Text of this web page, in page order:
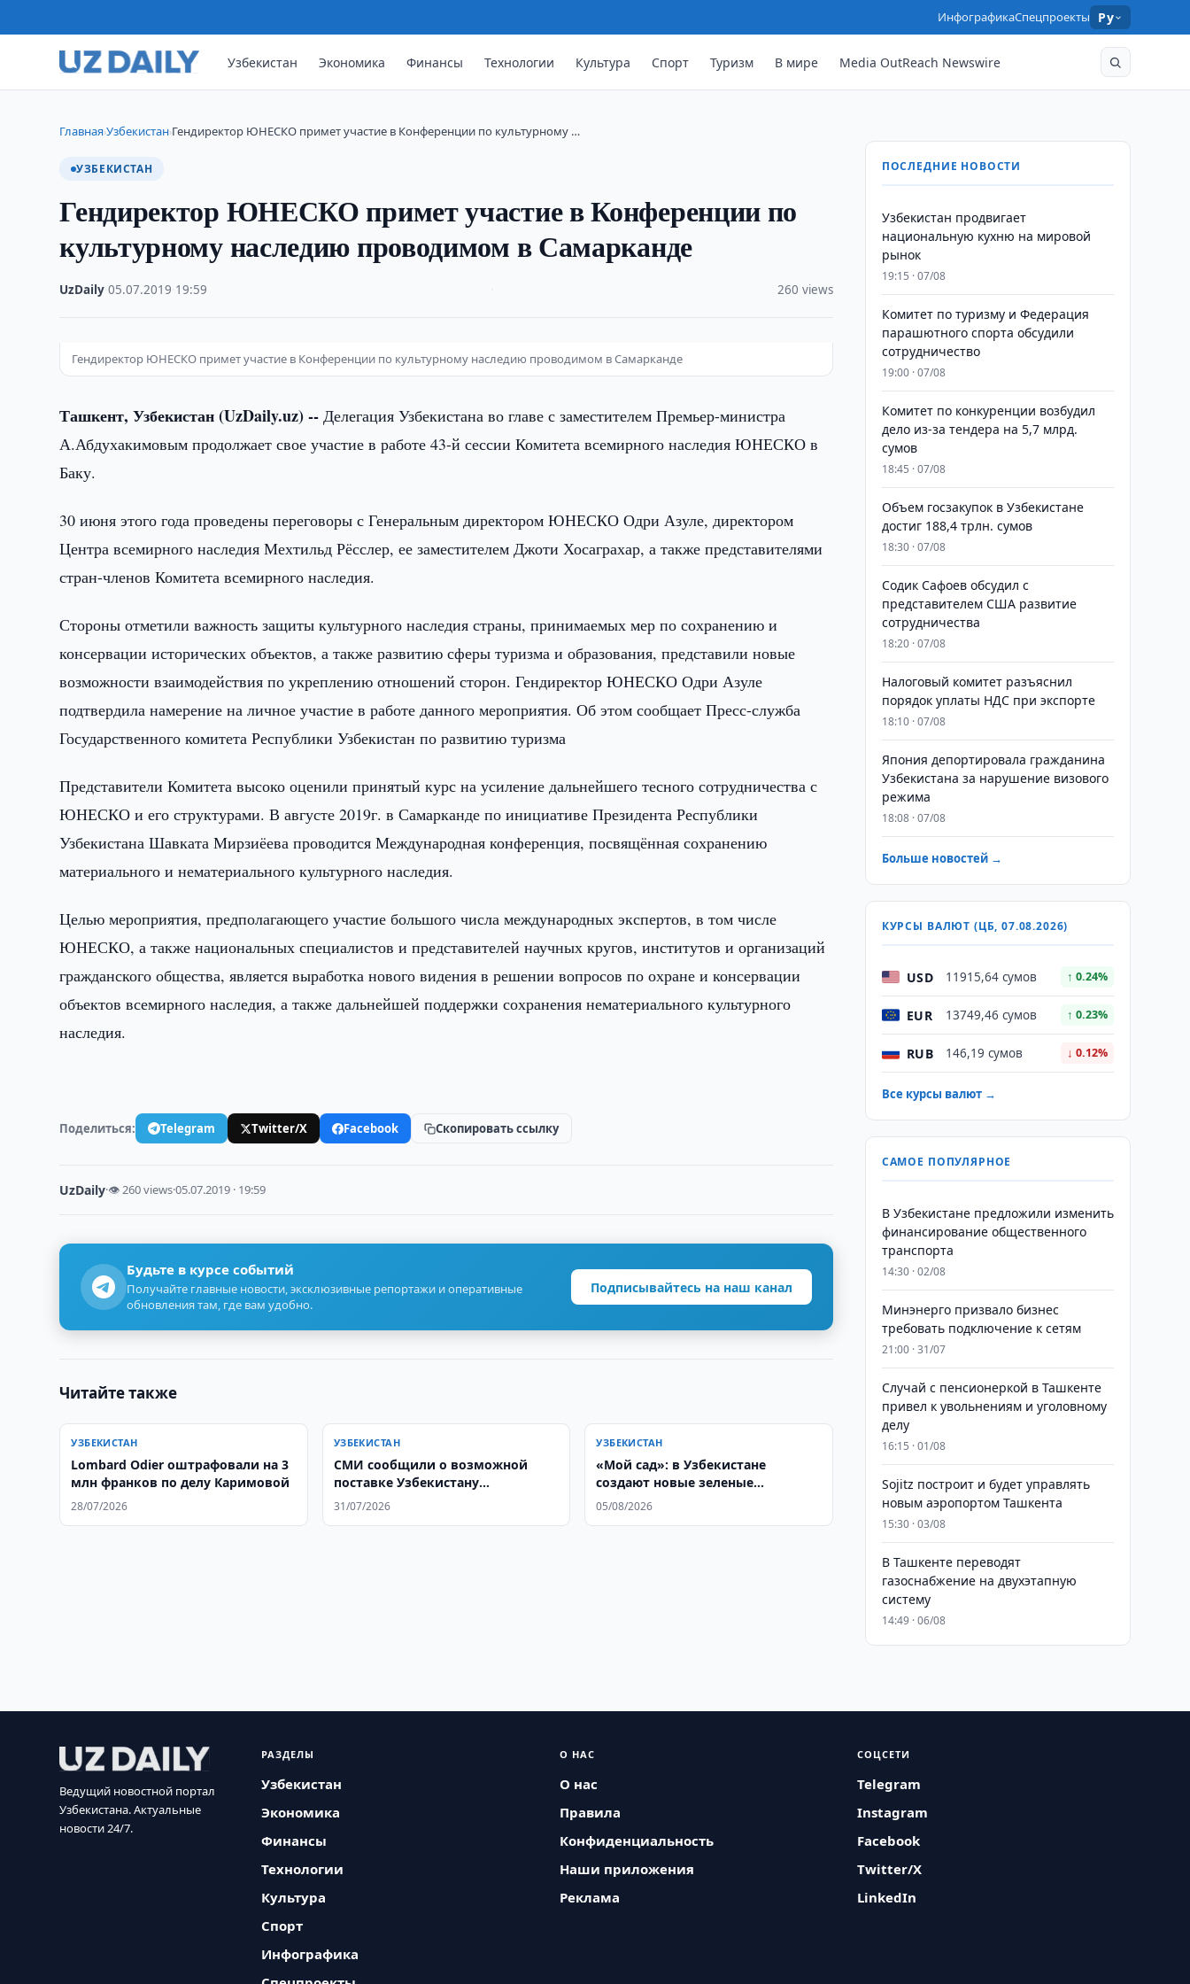
ИнфографикаСпецпроекты Ру
Узбекистан Экономика Финансы Технологии Культура Спорт Туризм В мире Media OutReach Newswire
Главная›Узбекистан›Гендиректор ЮНЕСКО примет участие в Конференции по культурному …
УЗБЕКИСТАН
Гендиректор ЮНЕСКО примет участие в Конференции по
культурному наследию проводимом в Самарканде
UzDaily ·05.07.2019 19:59 260 views
Гендиректор ЮНЕСКО примет участие в Конференции по культурному наследию проводимом в Самарканде
Ташкент, Узбекистан (UzDaily.uz) --Делегация Узбекистана во главе с заместителем Премьер-министра
А.Абдухакимовым продолжает свое участие в работе 43-й сессии Комитета всемирного наследия ЮНЕСКО в
Баку.
30 июня этого года проведены переговоры с Генеральным директором ЮНЕСКО Одри Азуле, директором
Центра всемирного наследия Мехтильд Рёсслер, ее заместителем Джоти Хосаграхар, а также представителями
стран-членов Комитета всемирного наследия.
Стороны отметили важность защиты культурного наследия страны, принимаемых мер по сохранению и
консервации исторических объектов, а также развитию сферы туризма и образования, представили новые
возможности взаимодействия по укреплению отношений сторон. Гендиректор ЮНЕСКО Одри Азуле
подтвердила намерение на личное участие в работе данного мероприятия. Об этом сообщает Пресс-служба
Государственного комитета Республики Узбекистан по развитию туризма
Представители Комитета высоко оценили принятый курс на усиление дальнейшего тесного сотрудничества с
ЮНЕСКО и его структурами. В августе 2019г. в Самарканде по инициативе Президента Республики
Узбекистана Шавката Мирзиёева проводится Международная конференция, посвящённая сохранению
материального и нематериального культурного наследия.
Целью мероприятия, предполагающего участие большого числа международных экспертов, в том числе
ЮНЕСКО, а также национальных специалистов и представителей научных кругов, институтов и организаций
гражданского общества, является выработка нового видения в решении вопросов по охране и консервации
объектов всемирного наследия, а также дальнейшей поддержки сохранения нематериального культурного
наследия.
Поделиться: Telegram Twitter/X Facebook Скопировать ссылку
UzDaily·👁 260 views·05.07.2019 · 19:59
Будьте в курсе событий
Получайте главные новости, эксклюзивные репортажи и оперативные
обновления там, где вам удобно.
Подписывайтесь на наш канал
Читайте также
УЗБЕКИСТАН
Lombard Odier оштрафовали на 3
млн франков по делу Каримовой
28/07/2026
УЗБЕКИСТАН
СМИ сообщили о возможной
поставке Узбекистану
истребителей J-10CE
31/07/2026
УЗБЕКИСТАН
«Мой сад»: в Узбекистане
создают новые зеленые
общественные пространства по
05/08/2026
ПОСЛЕДНИЕ НОВОСТИ
Узбекистан продвигает
национальную кухню на мировой
рынок
19:15 · 07/08
Комитет по туризму и Федерация
парашютного спорта обсудили
сотрудничество
19:00 · 07/08
Комитет по конкуренции возбудил
дело из-за тендера на 5,7 млрд.
сумов
18:45 · 07/08
​​​​​​​Объем госзакупок в Узбекистане
достиг 188,4 трлн. сумов
18:30 · 07/08
Содик Сафоев обсудил с
представителем США развитие
сотрудничества
18:20 · 07/08
Налоговый комитет разъяснил
порядок уплаты НДС при экспорте
18:10 · 07/08
Япония депортировала гражданина
Узбекистана за нарушение визового
режима
18:08 · 07/08
Больше новостей →
КУРСЫ ВАЛЮТ (ЦБ, 07.08.2026)
USD 11915,64 сумов ↑ 0.24%
EUR 13749,46 сумов ↑ 0.23%
RUB 146,19 сумов ↓ 0.12%
Все курсы валют →
САМОЕ ПОПУЛЯРНОЕ
В Узбекистане предложили изменить
финансирование общественного
транспорта
14:30 · 02/08
Минэнерго призвало бизнес
требовать подключение к сетям
21:00 · 31/07
Случай с пенсионеркой в Ташкенте
привел к увольнениям и уголовному
делу
16:15 · 01/08
Sojitz построит и будет управлять
новым аэропортом Ташкента
15:30 · 03/08
В Ташкенте переводят
газоснабжение на двухэтапную
систему
14:49 · 06/08
Ведущий новостной портал
Узбекистана. Актуальные
новости 24/7.
РАЗДЕЛЫ
Узбекистан
Экономика
Финансы
Технологии
Культура
Спорт
Инфографика
О НАС
О нас
Правила
Конфиденциальность
Наши приложения
Реклама
СОЦСЕТИ
Telegram
Instagram
Facebook
Twitter/X
LinkedIn